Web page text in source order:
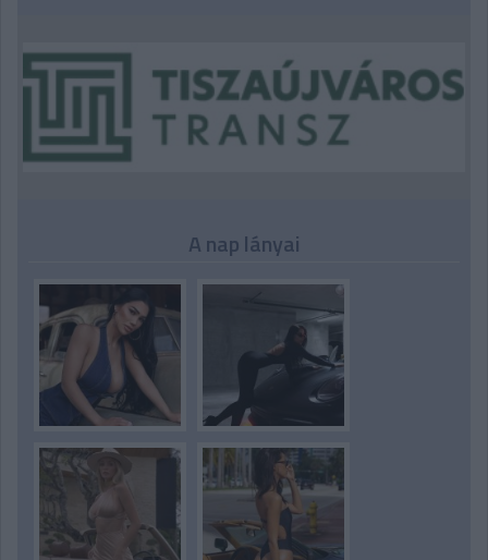
A nap lányai